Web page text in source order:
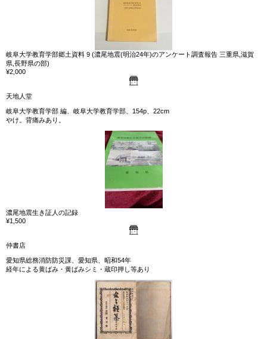
岐阜大学教育学部郷土資料 9 (濃尾地震(明治24年)のアンケート調査報告 三重県,滋賀
県,長野県の部)
¥2,000
天地人堂
岐阜大学教育学部 編、岐阜大学教育学部、154p、22cm
やけ。背痛みあり。
濃尾地震生き証人の記録
¥1,500
仲書店
愛知県総務消防防災課、愛知県、昭和54年
経年による黄ばみ・黄ばみシミ・蔵印押し等あり